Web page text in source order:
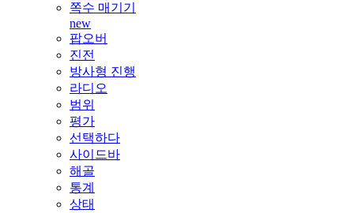
쪽수 매기기
new
팝오버
진전
방사형 진행
라디오
범위
평가
선택하다
사이드바
해골
통계
상태